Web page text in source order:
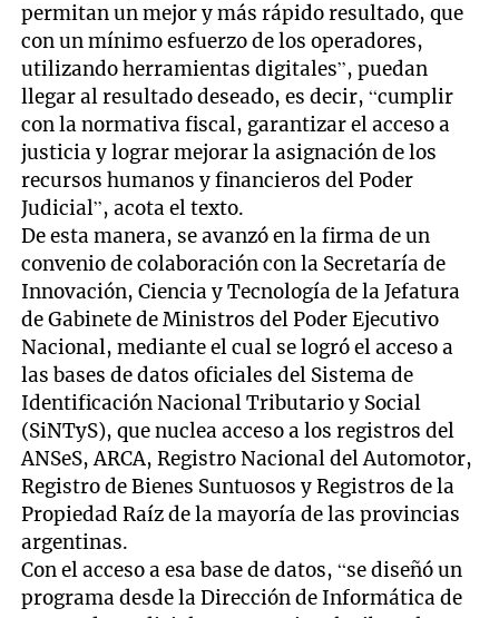
permitan un mejor y más rápido resultado, que
con un mínimo esfuerzo de los operadores,
utilizando herramientas digitales”, puedan
llegar al resultado deseado, es decir, “cumplir
con la normativa fiscal, garantizar el acceso a
justicia y lograr mejorar la asignación de los
recursos humanos y financieros del Poder
Judicial”, acota el texto.
De esta manera, se avanzó en la firma de un
convenio de colaboración con la Secretaría de
Innovación, Ciencia y Tecnología de la Jefatura
de Gabinete de Ministros del Poder Ejecutivo
Nacional, mediante el cual se logró el acceso a
las bases de datos oficiales del Sistema de
Identificación Nacional Tributario y Social
(SiNTyS), que nuclea acceso a los registros del
ANSeS, ARCA, Registro Nacional del Automotor,
Registro de Bienes Suntuosos y Registros de la
Propiedad Raíz de la mayoría de las provincias
argentinas.
Con el acceso a esa base de datos, “se diseñó un
programa desde la Dirección de Informática de